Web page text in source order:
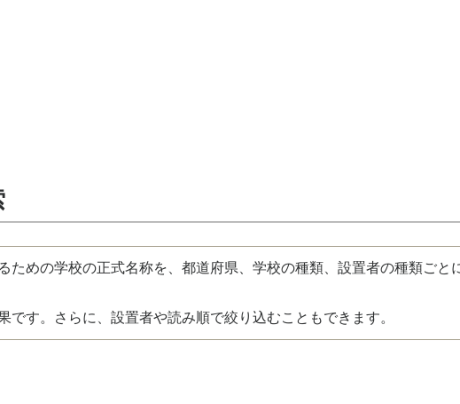
ための学校の正式名称を、都道府県、学校の種類、設置者の種類ごと
です。さらに、設置者や読み順で絞り込むこともできます。